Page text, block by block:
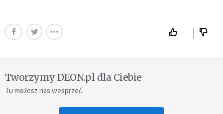
Tworzymy DEON.pl dla Ciebie
Tu możesz nas wesprzeć.